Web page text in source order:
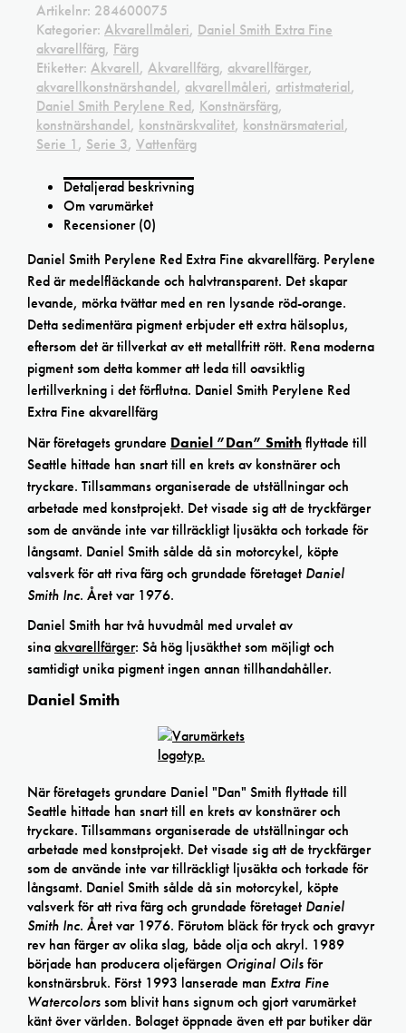
Artikelnr: 284600075
Kategorier: Akvarellmåleri, Daniel Smith Extra Fine
akvarellfärg, Färg
Etiketter: Akvarell, Akvarellfärg, akvarellfärger,
akvarellkonstnärshandel, akvarellmåleri, artistmaterial,
Daniel Smith Perylene Red, Konstnärsfärg,
konstnärshandel, konstnärskvalitet, konstnärsmaterial,
Serie 1, Serie 3, Vattenfärg
Detaljerad beskrivning
Om varumärket
Recensioner (0)
Daniel Smith Perylene Red Extra Fine akvarellfärg. Perylene
Red är medelfläckande och halvtransparent. Det skapar
levande, mörka tvättar med en ren lysande röd-orange.
Detta sedimentära pigment erbjuder ett extra hälsoplus,
eftersom det är tillverkat av ett metallfritt rött. Rena moderna
pigment som detta kommer att leda till oavsiktlig
lertillverkning i det förflutna. Daniel Smith Perylene Red
Extra Fine akvarellfärg
När företagets grundare Daniel ”Dan” Smithflyttade till
Seattle hittade han snart till en krets av konstnärer och
tryckare. Tillsammans organiserade de utställningar och
arbetade med konstprojekt. Det visade sig att de tryckfärger
som de använde inte var tillräckligt ljusäkta och torkade för
långsamt. Daniel Smith sålde då sin motorcykel, köpte
valsverk för att riva färg och grundade företaget Daniel
Smith Inc. Året var 1976.
Daniel Smith har två huvudmål med urvalet av
sinaakvarellfärger: Så hög ljusäkthet som möjligt och
samtidigt unika pigment ingen annan tillhandahåller.
Daniel Smith
När företagets grundare Daniel "Dan" Smith flyttade till
Seattle hittade han snart till en krets av konstnärer och
tryckare. Tillsammans organiserade de utställningar och
arbetade med konstprojekt. Det visade sig att de tryckfärger
som de använde inte var tillräckligt ljusäkta och torkade för
långsamt. Daniel Smith sålde då sin motorcykel, köpte
valsverk för att riva färg och grundade företaget Daniel
Smith Inc. Året var 1976. Förutom bläck för tryck och gravyr
rev han färger av olika slag, både olja och akryl. 1989
började han producera oljefärgen Original Oilsför
konstnärsbruk. Först 1993 lanserade man Extra Fine
Watercolorssom blivit hans signum och gjort varumärket
känt över världen. Bolaget öppnade även ett par butiker där